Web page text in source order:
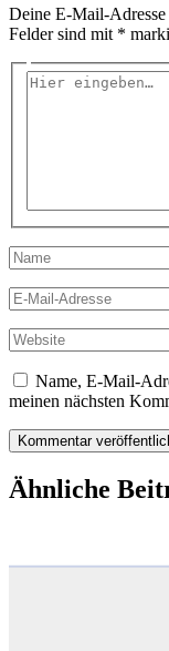
Deine E-Mail-
Felder sind mit *
Hier
Name
E-
Mail-
Adresse
Website
Name, E-Mail-
meinen nächsten
Ähnliche